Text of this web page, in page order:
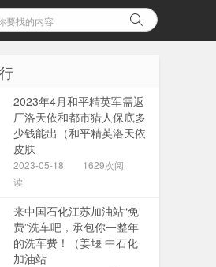
2023年4月和平精英军需返
厂洛天依和都市猎人保底多
少钱能出（和平精英洛天依
皮肤
2023-05-18
1629次阅
读
来中国石化江苏加油站“免
费”洗车吧，承包你一整年
的洗车费！（姜堰 中石化
加油站